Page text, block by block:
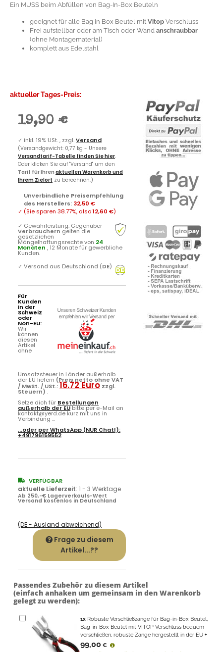
Ein MUSS beim Abfüllen von Bag-In-Box Beuteln
geeignet für alle Bag in Box Beutel mit Vitop Verschluss
Frei aufstellbar oder am Tisch oder Wand anschraubbar
(ohne Montagematerial)
komplett aus Edelstahl
aktueller Tages-Preis:
19,90 €
✓ inkl. 19% USt. , zzgl.Versand
(Versandgewicht: 0,77 kg - Unsere
Versandtarif-Tabelle finden Sie hier.
Oder klicken Sie auf "Versand" um den
Tarif für Ihren aktuellen Warenkorb und
Ihrem Zielort zu berechnen.)
Unverbindliche Preisempfehlung
des Herstellers: 32,50 €
✓ (Sie sparen 38.77%, also12,60 €)
✓ Gewährleistung: Gegenüber
Verbrauchern gelten die
gesetzlichen
Mängelhaftungsrechte von 24
Monaten , 12 Monate für gewerbliche
Kunden.
✓ Versand aus Deutschland (DE)
Für
Kunden
in der
Schweiz
oder
Non-EU:
Wir
können
diesen
Artikel
ohne
Umsatzsteuer in Länder außerhalb
der EU liefern (Preis netto ohne VAT
/ MwSt. / USt.:16.72 Euro zzgl.
Steuern) .
Setze dich für Bestellungen
außerhalb der EUbitte per e-Mail an
kontakt@yerd.de kurz mit uns in
Verbindung ...
...oder perWhatsApp (NUR Chat!):
+491796159552
VERFÜGBAR
aktuelle Lieferzeit: 1 - 3 Werktage
Ab 250,-€ Lagerverkaufs-Wert
Versand kostenlos in Deutschland
(DE - Ausland abweichend)
Frage zu diesem
Artikel...??
Passendes Zubehör zu diesem Artikel
(einfach anhaken um gemeinsam in den Warenkorb
gelegt zu werden):
1x Robuste Verschließzange für Bag-in-Box Beutel,
Bag-in-Box Beutel mit VITOP Verschluss bequem
verschließen, robuste Zange hergestellt in der EU +
99,00 €